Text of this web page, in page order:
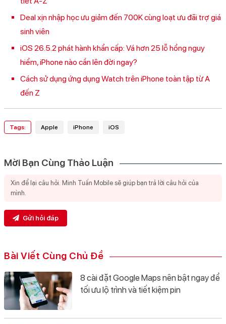
Deal xịn nhập học ưu giảm đến 700K cùng loạt ưu đãi trợ giá
sinh viên
iOS 26.5.2 phát hành khẩn cấp: Vá hơn 25 lỗ hổng nguy
hiểm, iPhone nào cần lên đời ngay?
Cách sử dụng ứng dụng Watch trên iPhone toàn tập từ A
đến Z
Tags: Apple iPhone iOS
Mời Bạn Cùng Thảo Luận
Gửi hỏi đáp
Bài Viết Cùng Chủ Đề
8 cài đặt Google Maps nên bật ngay để
tối ưu lộ trình và tiết kiệm pin